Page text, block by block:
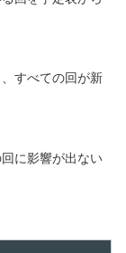
すべての回が新
に影響が出ない